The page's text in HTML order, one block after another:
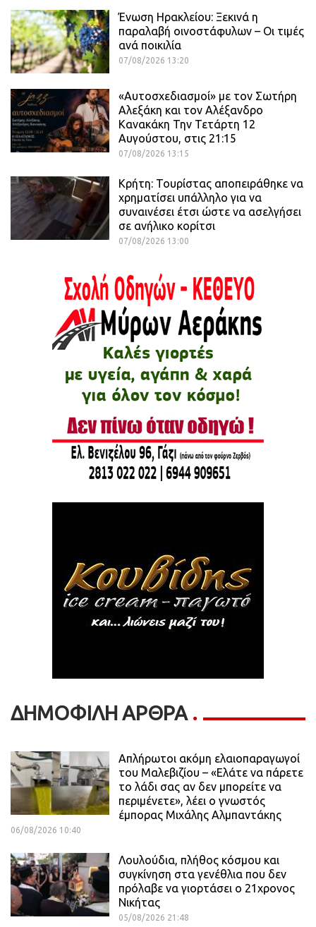
Ένωση Ηρακλείου: Ξεκινά η
παραλαβή οινοστάφυλων – Οι τιμές
ανά ποικιλία
07/08/2026 13:20
«Αυτοσχεδιασμοί» με τον Σωτήρη
Αλεξάκη και τον Αλέξανδρο
Κανακάκη Την Τετάρτη 12
Αυγούστου, στις 21:15
07/08/2026 13:15
Κρήτη: Τουρίστας αποπειράθηκε να
χρηματίσει υπάλληλο για να
συναινέσει έτσι ώστε να ασελγήσει
σε ανήλικο κορίτσι
07/08/2026 13:00
ΔΗΜΟΦΙΛΗ ΑΡΘΡΑ
Απλήρωτοι ακόμη ελαιοπαραγωγοί
του Μαλεβιζίου – «Ελάτε να πάρετε
το λάδι σας αν δεν μπορείτε να
περιμένετε», λέει ο γνωστός
έμπορας Μιχάλης Αλμπαντάκης
06/08/2026 10:40
Λουλούδια, πλήθος κόσμου και
συγκίνηση στα γενέθλια που δεν
πρόλαβε να γιορτάσει ο 21χρονος
Νικήτας
05/08/2026 21:48